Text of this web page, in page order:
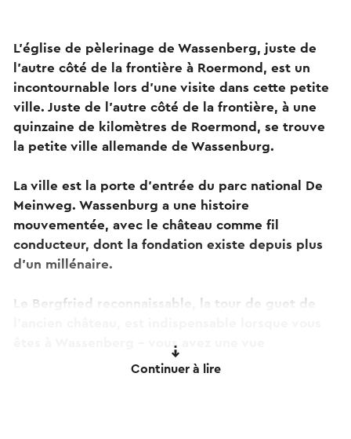
L'église de pèlerinage de Wassenberg, juste de
l'autre côté de la frontière à Roermond, est un
incontournable lors d'une visite dans cette petite
ville. Juste de l'autre côté de la frontière, à une
quinzaine de kilomètres de Roermond, se trouve
la petite ville allemande de Wassenburg.
La ville est la porte d'entrée du parc national De
Meinweg. Wassenburg a une histoire
mouvementée, avec le château comme fil
conducteur, dont la fondation existe depuis plus
d'un millénaire.
Le Bergfried reconnaissable, la tour de guet de
êtes à Wassenberg - vous avez une vue
enchanteresse sur le centre historique.
Continuer à lire